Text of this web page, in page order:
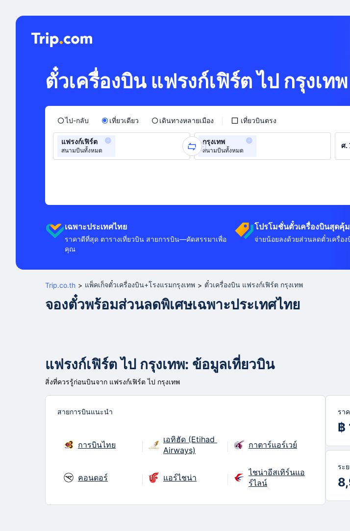
ตั๋วเครื่องบิน แฟรงก์เฟิร์ต ไป กรุงเทพ
ไป-กลับ เที่ยวเดียว เดินทางหลายเมือง เที่ยวบินตรง
แฟรงก์เฟิร์ต
สนามบินทั้งหมด
กรุงเทพ
สนามบินทั้งหมด
เฉพาะประเทศไทย
ราคาดีที่สุด ตารางเที่ยวบิน สายการบิน—คัดสรรมาเพื่อ
คุณ
โปรโมชั่นตั๋วเครื่องบินสุดคุ้ม
จ่ายน้อยลงด้วยส่วนลดตั๋วเครื่อ
Trip.co.th > แพ็คเก็จตั๋วเครื่องบิน+โรงแรมกรุงเทพ > ตั๋วเครื่องบิน แฟรงก์เฟิร์ต กรุงเทพ
จองตั๋วพร้อมส่วนลดพิเศษเฉพาะประเทศไทย
แฟรงก์เฟิร์ต ไป กรุงเทพ: ข้อมูลเที่ยวบิน
สิ่งที่ควรรู้ก่อนบินจาก แฟรงก์เฟิร์ต ไป กรุงเทพ
สายการบินแนะนำ
การบินไทย
เอทิฮัด (Etihad
Airways)
กาตาร์แอร์เวย์
คอนดอร์ แอร์ไชน่า
ไชน่าอีสเทิร์นแอ
ร์ไลน์
รา
฿
ระ